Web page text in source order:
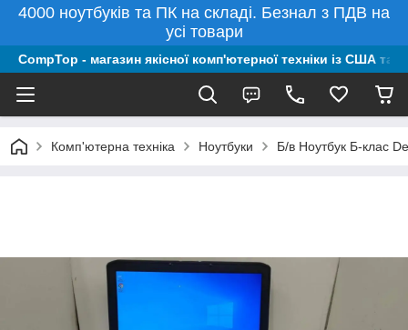
4000 ноутбуків та ПК на складі. Безнал з ПДВ на
усі товари
CompTop - магазин якісної комп'ютерної техніки із США та
Комп'ютерна техніка Ноутбуки Б/в Ноутбук Б-клас